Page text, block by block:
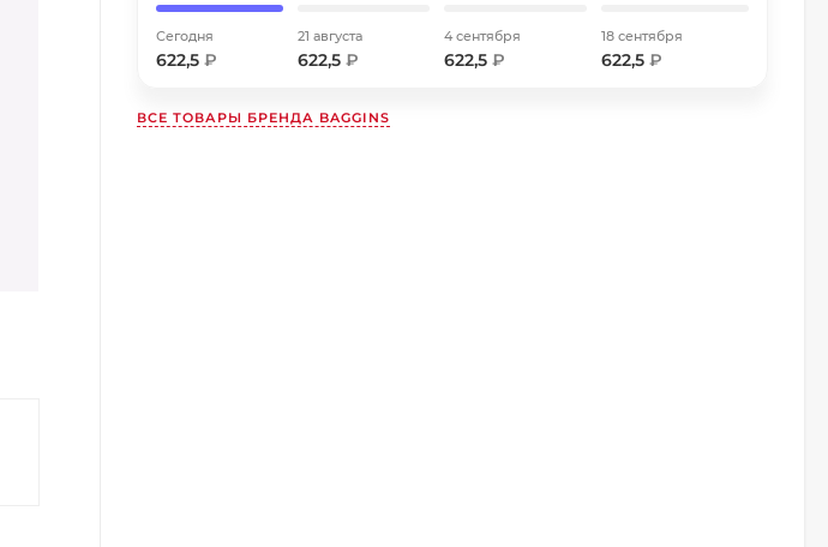
Сегодня
622,5₽
21 августа
622,5₽
4 сентября
622,5 ₽
18 сентября
622,5 ₽
ВСЕ ТОВАРЫ БРЕНДА BAGGINS
выбранный способом
каждые 2 недели